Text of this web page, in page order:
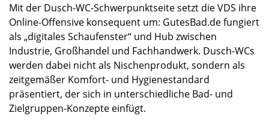
Mit der Dusch-WC-Schwerpunktseite setzt die VDS ihre
Online-Offensive konsequent um: GutesBad.de fungiert
als „digitales Schaufenster“ und Hub zwischen
Industrie, Großhandel und Fachhandwerk. Dusch-WCs
werden dabei nicht als Nischenprodukt, sondern als
zeitgemäßer Komfort- und Hygienestandard
präsentiert, der sich in unterschiedliche Bad- und
Zielgruppen-Konzepte einfügt.​